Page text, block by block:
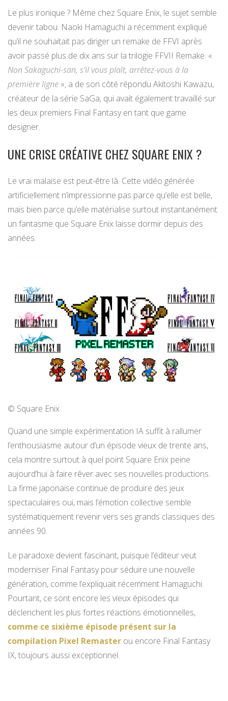
Le plus ironique ? Même chez Square Enix, le sujet semble
devenir tabou. Naoki Hamaguchi a récemment expliqué
qu’il ne souhaitait pas diriger un remake de FFVI après
avoir passé plus de dix ans sur la trilogie FFVII Remake. «
Non Sakaguchi-san, s’il vous plaît, arrêtez-vous à la
première ligne », a de son côté répondu Akitoshi Kawazu,
créateur de la série SaGa, qui avait également travaillé sur
les deux premiers Final Fantasy en tant que game
designer.
UNE CRISE CRÉATIVE CHEZ SQUARE ENIX ?
Le vrai malaise est peut-être là. Cette vidéo générée
artificiellement n’impressionne pas parce qu’elle est belle,
mais bien parce qu’elle matérialise surtout instantanément
un fantasme que Square Enix laisse dormir depuis des
années.
© Square Enix
Quand une simple expérimentation IA suffit à rallumer
l’enthousiasme autour d’un épisode vieux de trente ans,
cela montre surtout à quel point Square Enix peine
aujourd’hui à faire rêver avec ses nouvelles productions.
La firme japonaise continue de produire des jeux
spectaculaires oui, mais l’émotion collective semble
systématiquement revenir vers ses grands classiques des
années 90.
Le paradoxe devient fascinant, puisque l’éditeur veut
moderniser Final Fantasy pour séduire une nouvelle
génération, comme l’expliquait récemment Hamaguchi.
Pourtant, ce sont encore les vieux épisodes qui
déclenchent les plus fortes réactions émotionnelles,
comme ce sixième épisode présent sur la
compilation Pixel Remaster ou encore Final Fantasy
IX, toujours aussi exceptionnel.